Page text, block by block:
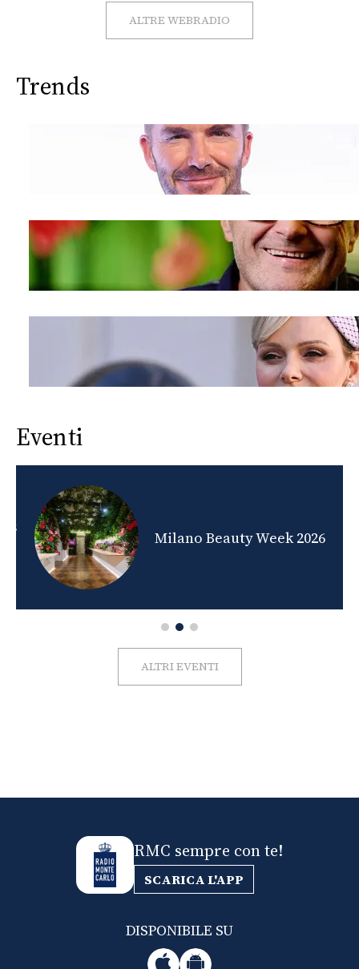
CONSIGLIA
ALTRE WEBRADIO
Trends
Eventi
Milano Beauty Week 2026
ALTRI EVENTI
RMC sempre con te!
SCARICA L'APP
DISPONIBILE SU